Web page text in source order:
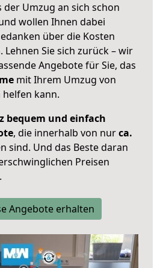
der Umzug an sich schon
wollen Ihnen dabei
über die Kosten
Lehnen Sie sich zurück – wir
Angebote für Sie, das
mit Ihrem Umzug von
kann.
bequem und einfach
, die innerhalb von nurca.
sind. Und das Beste daran
Preisen
Angebote erhalten